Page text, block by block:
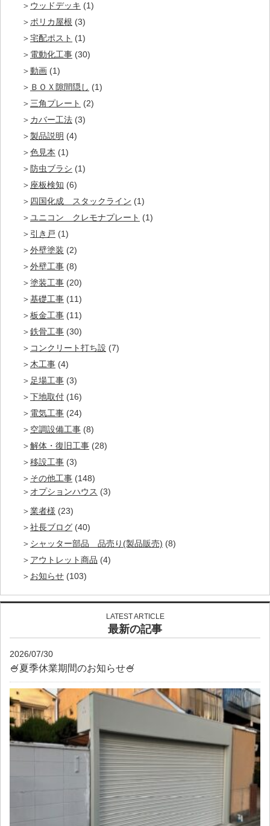
ウッドデッキ (1)
ポリカ屋根 (3)
宅配ポスト (1)
電動化工事 (30)
動画 (1)
ＢＯＸ隙間隠し (1)
三角プレート (2)
カバー工法 (3)
製品説明 (4)
色見本 (1)
防虫ブラシ (1)
座板検知 (6)
四国化成 スタックライン (1)
ユニコン クレモナプレート (1)
引き戸 (1)
外壁塗装 (2)
外壁工事 (8)
塗装工事 (20)
基礎工事 (11)
板金工事 (11)
鉄骨工事 (30)
コンクリート打ち設 (7)
木工事 (4)
足場工事 (3)
下地取付 (16)
電気工事 (24)
空調設備工事 (8)
解体・復旧工事 (28)
移設工事 (3)
その他工事 (148)
オプションハウス (3)
業者様 (23)
社長ブログ (40)
シャッター部品 品売り(製品販売) (8)
アウトレット商品 (4)
お知らせ (103)
LATEST ARTICLE
最新の記事
2026/07/30
🍧夏季休業期間のお知らせ🍧